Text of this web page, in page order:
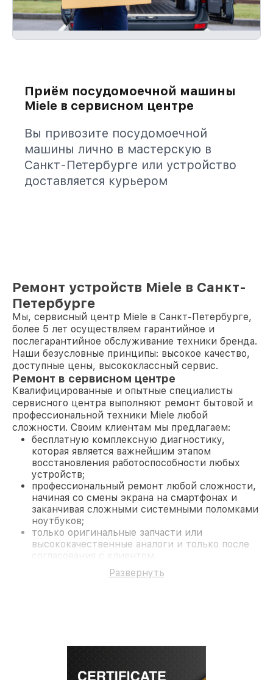
Приём посудомоечной машины
Miele в сервисном центре
Вы привозите посудомоечной
машины лично в мастерскую в
Санкт-Петербурге или устройство
доставляется курьером
Ремонт устройств Miele в Санкт-
Петербурге
Мы, сервисный центр Miele в Санкт-Петербурге,
более 5 лет осуществляем гарантийное и
послегарантийное обслуживание техники бренда.
Наши безусловные принципы: высокое качество,
доступные цены, высококлассный сервис.
Ремонт в сервисном центре
Квалифицированные и опытные специалисты
сервисного центра выполняют ремонт бытовой и
профессиональной техники Miele любой
сложности. Своим клиентам мы предлагаем:
бесплатную комплексную диагностику,
которая является важнейшим этапом
восстановления работоспособности любых
устройств;
профессиональный ремонт любой сложности,
начиная со смены экрана на смартфонах и
заканчивая сложными системными поломками
ноутбуков;
только оригинальные запчасти или
высококачественные аналоги и только после
согласования с клиентом.
На все работы и замененные комплектующие
предоставляется длительная гарантия. В случае
современное оборудование и
Развернуть